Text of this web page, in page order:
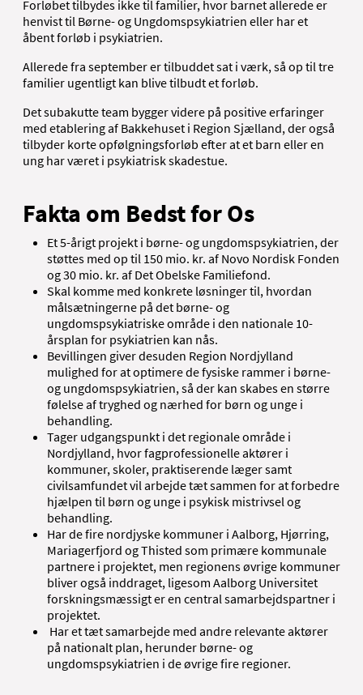
Forløbet tilbydes ikke til familier, hvor barnet allerede er
henvist til Børne- og Ungdomspsykiatrien eller har et
åbent forløb i psykiatrien.
Allerede fra september er tilbuddet sat i værk, så op til tre
familier ugentligt kan blive tilbudt et forløb.
Det subakutte team bygger videre på positive erfaringer
med etablering af Bakkehuset i Region Sjælland, der også
tilbyder korte opfølgningsforløb efter at et barn eller en
ung har været i psykiatrisk skadestue.
Fakta om Bedst for Os
Et 5-årigt projekt i børne- og ungdomspsykiatrien, der
støttes med op til 150 mio. kr. af Novo Nordisk Fonden
og 30 mio. kr. af Det Obelske Familiefond.
Skal komme med konkrete løsninger til, hvordan
målsætningerne på det børne- og
ungdomspsykiatriske område i den nationale 10-
årsplan for psykiatrien kan nås.
Bevillingen giver desuden Region Nordjylland
mulighed for at optimere de fysiske rammer i børne-
og ungdomspsykiatrien, så der kan skabes en større
følelse af tryghed og nærhed for børn og unge i
behandling.
Tager udgangspunkt i det regionale område i
Nordjylland, hvor fagprofessionelle aktører i
kommuner, skoler, praktiserende læger samt
civilsamfundet vil arbejde tæt sammen for at forbedre
hjælpen til børn og unge i psykisk mistrivsel og
behandling.
Har de fire nordjyske kommuner i Aalborg, Hjørring,
Mariagerfjord og Thisted som primære kommunale
partnere i projektet, men regionens øvrige kommuner
bliver også inddraget, ligesom Aalborg Universitet
forskningsmæssigt er en central samarbejdspartner i
projektet.
Har et tæt samarbejde med andre relevante aktører
på nationalt plan, herunder børne- og
ungdomspsykiatrien i de øvrige fire regioner.